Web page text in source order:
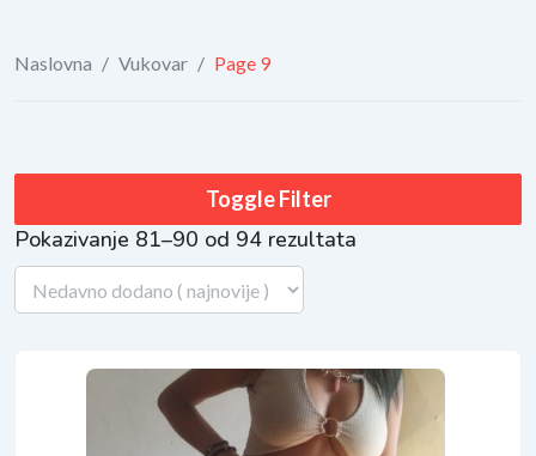
Naslovna / Vukovar / Page 9
Pokazivanje 81–90 od 94 rezultata
Toggle Filter